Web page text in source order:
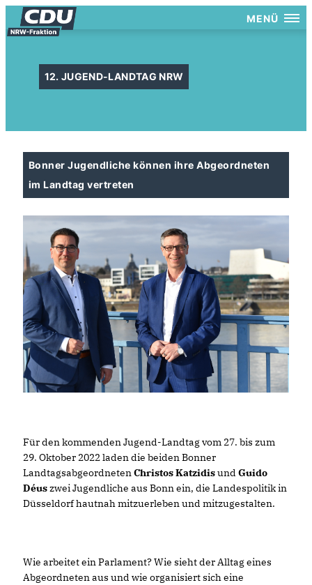
MENÜ
12. JUGEND-LANDTAG NRW
​​​​​​​Bonner Jugendliche können ihre Abgeordneten
im Landtag vertreten
Für den kommenden Jugend-Landtag vom 27. bis zum
29. Oktober 2022 laden die beiden Bonner
LandtagsabgeordnetenChristos Katzidisund Guido
Déuszwei Jugendliche aus Bonn ein, die Landespolitik in
Düsseldorf hautnah mitzuerleben und mitzugestalten.
Wie arbeitet ein Parlament? Wie sieht der Alltag eines
Abgeordneten aus und wie organisiert sich eine